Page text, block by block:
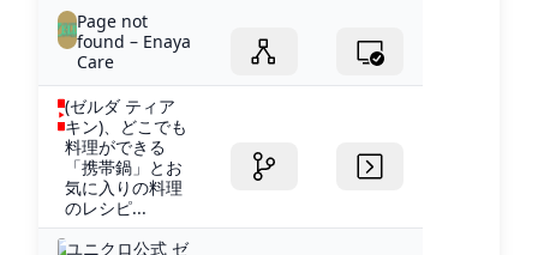
Page not
found – Enaya
Care
(ゼルダ ティア
キン)、どこでも
料理ができる
「携帯鍋」とお
気に入りの料理
のレシピ...
ユニクロ公式 ゼ